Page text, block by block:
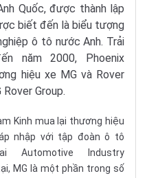
Quốc, được thành lập
biết đến là biểu tượng
ô tô nước Anh. Trải
năm 2000, Phoenix
hiệu xe MG và Rover
Group.
Kinh mua lại thương hiệu
nhập với tập đoàn ô tô
Automotive Industry
MG là một phần trong số